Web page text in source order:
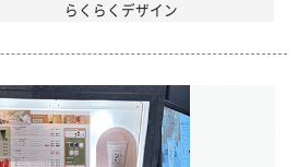
らくらくデザイン